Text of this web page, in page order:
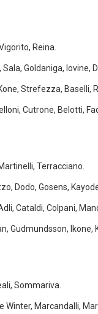
Reina.
Goldaniga, Iovine,
Strefezza, Baselli,
Cutrone, Belotti,
Terracciano.
Dodo, Gosens,
Cataldi, Colpani,
Gudmundsson, Ikone,
Sommariva.
Winter, Marcandalli,